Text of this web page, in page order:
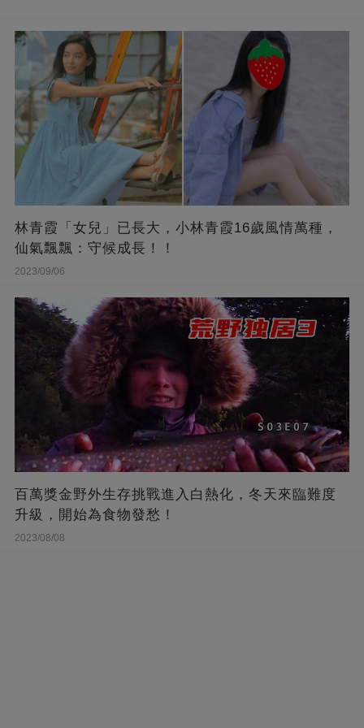
林青霞「女兒」已長大，小林青霞16歲風情萬種，
仙氣飄飄：守候成長！！
2023/09/06
百萬獎金野外生存挑戰進入白熱化，冬天來臨難度
升級，開始為食物發愁！
2023/08/08